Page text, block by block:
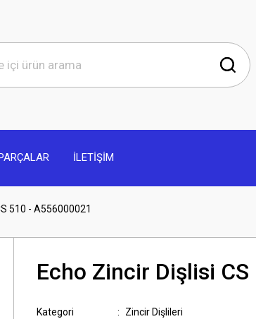
İLETİŞİM
510 - A556000021
Echo Zincir Dişlisi
Kategori
Zincir Dişlileri